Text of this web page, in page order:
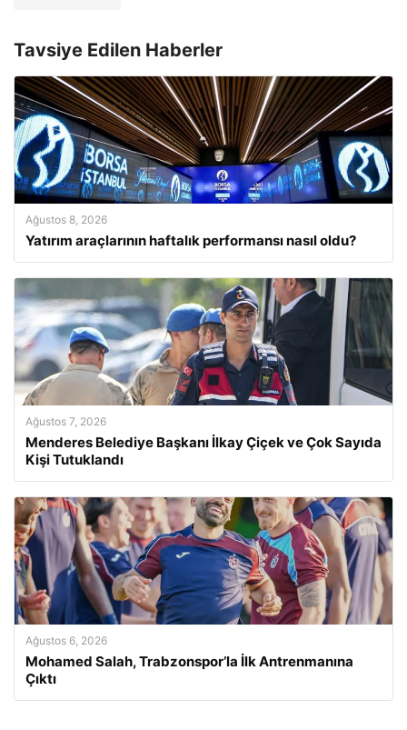
Tavsiye Edilen Haberler
Ağustos 8, 2026
Yatırım araçlarının haftalık performansı nasıl oldu?
Ağustos 7, 2026
Menderes Belediye Başkanı İlkay Çiçek ve Çok Sayıda
Kişi Tutuklandı
Ağustos 6, 2026
Mohamed Salah, Trabzonspor’la İlk Antrenmanına
Çıktı